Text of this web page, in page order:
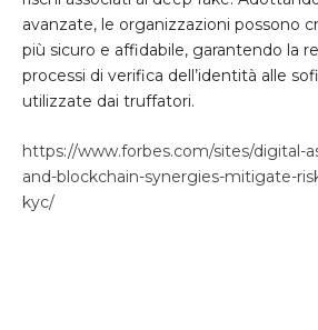
avanzate, le organizzazioni possono
più sicuro e affidabile, garantendo la
processi di verifica dell’identità alle
utilizzate dai truffatori.
https://www.forbes.com/sites/digital-
and-blockchain-synergies-mitigate-
kyc/